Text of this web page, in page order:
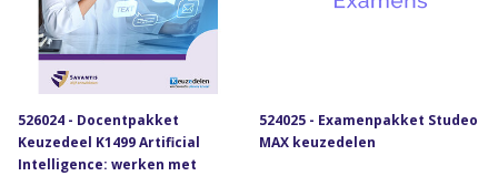
526024 - Docentpakket
Keuzedeel K1499 Artificial
Intelligence: werken met
524025 - Examenpakket Studeo
MAX keuzedelen